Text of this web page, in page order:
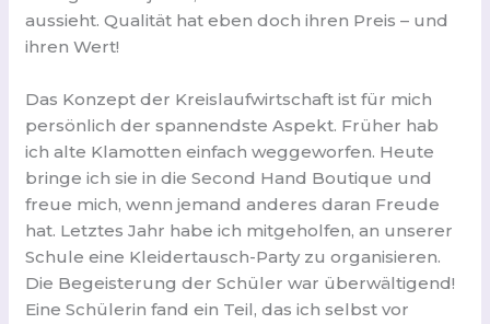
aussieht. Qualität hat eben doch ihren Preis – und
ihren Wert!
Das Konzept der Kreislaufwirtschaft ist für mich
persönlich der spannendste Aspekt. Früher hab
ich alte Klamotten einfach weggeworfen. Heute
bringe ich sie in die Second Hand Boutique und
freue mich, wenn jemand anderes daran Freude
hat. Letztes Jahr habe ich mitgeholfen, an unserer
Schule eine Kleidertausch-Party zu organisieren.
Die Begeisterung der Schüler war überwältigend!
Eine Schülerin fand ein Teil, das ich selbst vor